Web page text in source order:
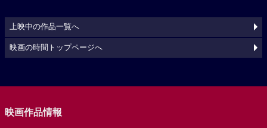
上映中の作品一覧へ
映画の時間トップページへ
映画作品情報